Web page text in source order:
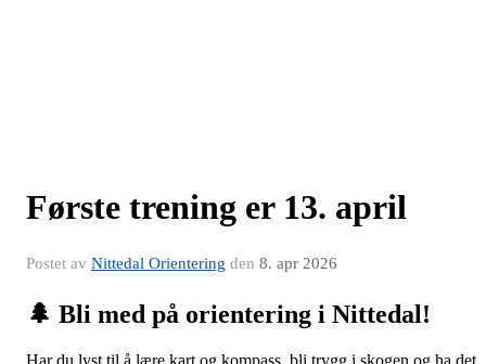
Første trening er 13. april
Postet av Nittedal Orientering den 8. apr 2026
🌲 Bli med på orientering i Nittedal!
Har du lyst til å lære kart og kompass, bli trygg i skogen og ha det